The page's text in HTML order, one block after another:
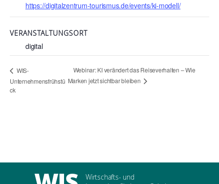
https://digitalzentrum-tourismus.de/events/ki-modell/
VERANSTALTUNGSORT
digital
WIS-
Unternehmensfrühstü
ck
Webinar: KI verändert das Reiseverhalten – Wie
Marken jetzt sichtbar bleiben
Wirtschafts- und